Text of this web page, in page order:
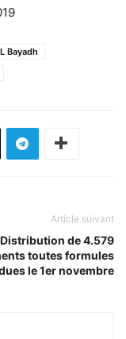
Bayadh
Article suivant
de 4.579
toutes formules
le 1er novembre